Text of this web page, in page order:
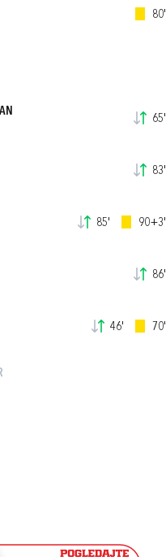
80'
65'
83'
85' 90+3'
86'
46' 70'